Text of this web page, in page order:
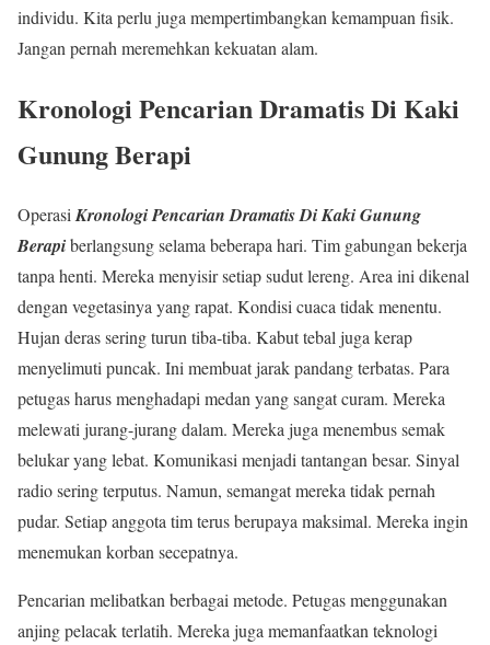
individu. Kita perlu juga mempertimbangkan kemampuan fisik.
Jangan pernah meremehkan kekuatan alam.
Kronologi Pencarian Dramatis Di Kaki
Gunung Berapi
Operasi Kronologi Pencarian Dramatis Di Kaki Gunung
Berapiberlangsung selama beberapa hari. Tim gabungan bekerja
tanpa henti. Mereka menyisir setiap sudut lereng. Area ini dikenal
dengan vegetasinya yang rapat. Kondisi cuaca tidak menentu.
Hujan deras sering turun tiba-tiba. Kabut tebal juga kerap
menyelimuti puncak. Ini membuat jarak pandang terbatas. Para
petugas harus menghadapi medan yang sangat curam. Mereka
melewati jurang-jurang dalam. Mereka juga menembus semak
belukar yang lebat. Komunikasi menjadi tantangan besar. Sinyal
radio sering terputus. Namun, semangat mereka tidak pernah
pudar. Setiap anggota tim terus berupaya maksimal. Mereka ingin
menemukan korban secepatnya.
Pencarian melibatkan berbagai metode. Petugas menggunakan
anjing pelacak terlatih. Mereka juga memanfaatkan teknologi